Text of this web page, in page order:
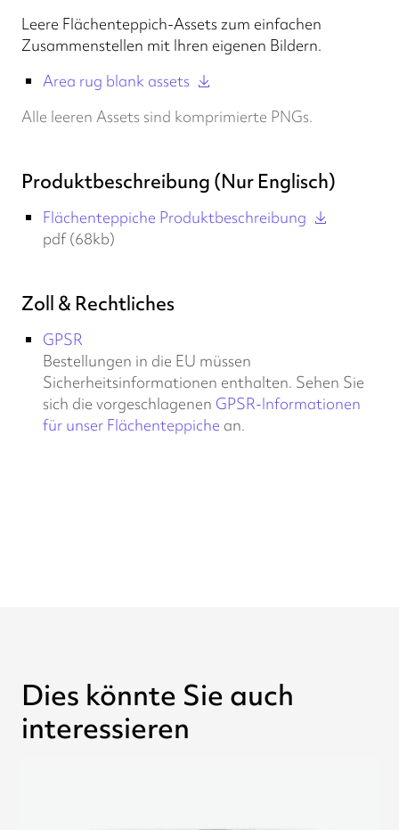
Leere Flächenteppich-Assets zum einfachen
Zusammenstellen mit Ihren eigenen Bildern.
Area rug blank assets
Alle leeren Assets sind komprimierte PNGs.
Produktbeschreibung (Nur Englisch)
Flächenteppiche Produktbeschreibung
pdf (68kb)
Zoll & Rechtliches
GPSR
Bestellungen in die EU müssen
Sicherheitsinformationen enthalten. Sehen Sie
sich die vorgeschlagenen GPSR-Informationen
für unser Flächenteppiche an.
Dies könnte Sie auch
interessieren